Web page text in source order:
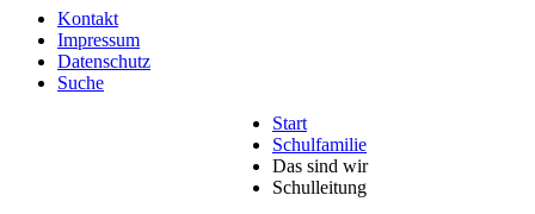
Kontakt
Impressum
Datenschutz
Suche
Start
Schulfamilie
Das sind wir
Schulleitung